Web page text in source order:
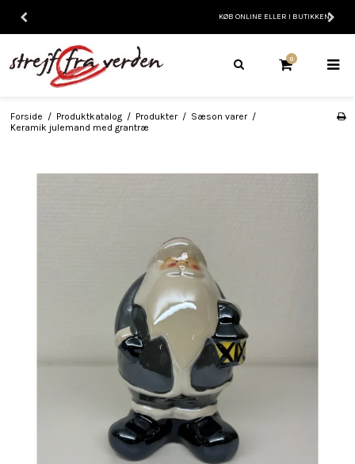
KØB ONLINE ELLER I BUTIKKEN
0
Forside / Produktkatalog / Produkter / Sæson varer /
Keramik julemand med grantræ